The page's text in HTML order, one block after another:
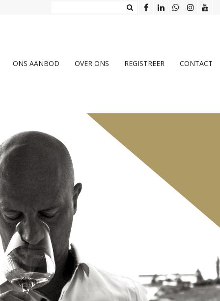
ONS AANBOD OVER ONS REGISTREER CONTACT